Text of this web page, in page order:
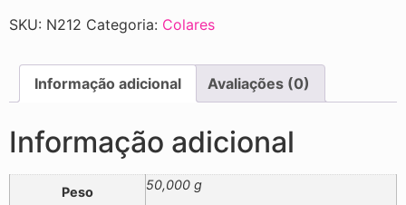
SKU: N212 Categoria: Colares
Informação adicional Avaliações (0)
Informação adicional
Peso 50,000 g